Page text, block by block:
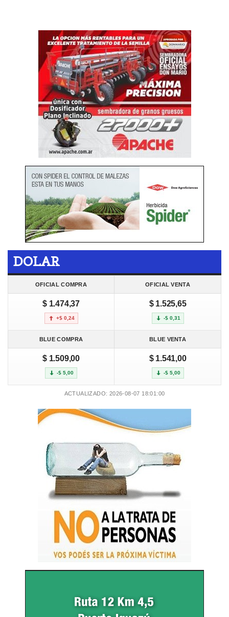
DOLAR
OFICIAL COMPRA OFICIAL VENTA
$ 1.474,37
+$ 0,24
$ 1.525,65
-$ 0,31
BLUE COMPRA BLUE VENTA
$ 1.509,00
-$ 5,00
$ 1.541,00
-$ 5,00
ACTUALIZADO: 2026-08-07 18:01:00